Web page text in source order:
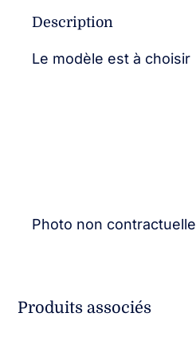
Description
Le modèle est à choisir
Photo non contractuelle
Produits associés